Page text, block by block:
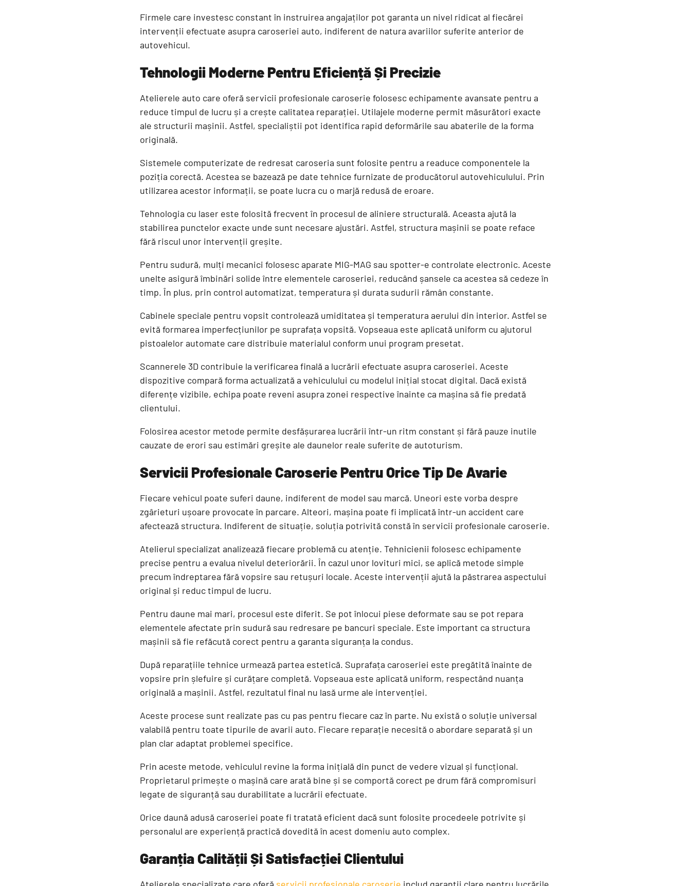
Firmele care investesc constant în instruirea angajaților pot garanta un nivel ridicat al fiecărei
intervenții efectuate asupra caroseriei auto, indiferent de natura avariilor suferite anterior de
autovehicul.
Tehnologii Moderne Pentru Eficiență Și Precizie
Atelierele auto care oferă servicii profesionale caroserie folosesc echipamente avansate pentru a
reduce timpul de lucru și a crește calitatea reparației. Utilajele moderne permit măsurători exacte
ale structurii mașinii. Astfel, specialiștii pot identifica rapid deformările sau abaterile de la forma
originală.
Sistemele computerizate de redresat caroseria sunt folosite pentru a readuce componentele la
poziția corectă. Acestea se bazează pe date tehnice furnizate de producătorul autovehiculului. Prin
utilizarea acestor informații, se poate lucra cu o marjă redusă de eroare.
Tehnologia cu laser este folosită frecvent în procesul de aliniere structurală. Aceasta ajută la
stabilirea punctelor exacte unde sunt necesare ajustări. Astfel, structura mașinii se poate reface
fără riscul unor intervenții greșite.
Pentru sudură, mulți mecanici folosesc aparate MIG-MAG sau spotter-e controlate electronic. Aceste
unelte asigură îmbinări solide între elementele caroseriei, reducând șansele ca acestea să cedeze în
timp. În plus, prin control automatizat, temperatura și durata sudurii rămân constante.
Cabinele speciale pentru vopsit controlează umiditatea și temperatura aerului din interior. Astfel se
evită formarea imperfecțiunilor pe suprafața vopsită. Vopseaua este aplicată uniform cu ajutorul
pistoalelor automate care distribuie materialul conform unui program presetat.
Scannerele 3D contribuie la verificarea finală a lucrării efectuate asupra caroseriei. Aceste
dispozitive compară forma actualizată a vehiculului cu modelul inițial stocat digital. Dacă există
diferențe vizibile, echipa poate reveni asupra zonei respective înainte ca mașina să fie predată
clientului.
Folosirea acestor metode permite desfășurarea lucrării într-un ritm constant și fără pauze inutile
cauzate de erori sau estimări greșite ale daunelor reale suferite de autoturism.
Servicii Profesionale Caroserie Pentru Orice Tip De Avarie
Fiecare vehicul poate suferi daune, indiferent de model sau marcă. Uneori este vorba despre
zgârieturi ușoare provocate în parcare. Alteori, mașina poate fi implicată într-un accident care
afectează structura. Indiferent de situație, soluția potrivită constă în servicii profesionale caroserie.
Atelierul specializat analizează fiecare problemă cu atenție. Tehnicienii folosesc echipamente
precise pentru a evalua nivelul deteriorării. În cazul unor lovituri mici, se aplică metode simple
precum îndreptarea fără vopsire sau retușuri locale. Aceste intervenții ajută la păstrarea aspectului
original și reduc timpul de lucru.
Pentru daune mai mari, procesul este diferit. Se pot înlocui piese deformate sau se pot repara
elementele afectate prin sudură sau redresare pe bancuri speciale. Este important ca structura
mașinii să fie refăcută corect pentru a garanta siguranța la condus.
După reparațiile tehnice urmează partea estetică. Suprafața caroseriei este pregătită înainte de
vopsire prin șlefuire și curățare completă. Vopseaua este aplicată uniform, respectând nuanța
originală a mașinii. Astfel, rezultatul final nu lasă urme ale intervenției.
Aceste procese sunt realizate pas cu pas pentru fiecare caz în parte. Nu există o soluție universal
valabilă pentru toate tipurile de avarii auto. Fiecare reparație necesită o abordare separată și un
plan clar adaptat problemei specifice.
Prin aceste metode, vehiculul revine la forma inițială din punct de vedere vizual și funcțional.
Proprietarul primește o mașină care arată bine și se comportă corect pe drum fără compromisuri
legate de siguranță sau durabilitate a lucrării efectuate.
Orice daună adusă caroseriei poate fi tratată eficient dacă sunt folosite procedeele potrivite și
personalul are experiență practică dovedită în acest domeniu auto complex.
Garanția Calității Și Satisfacției Clientului